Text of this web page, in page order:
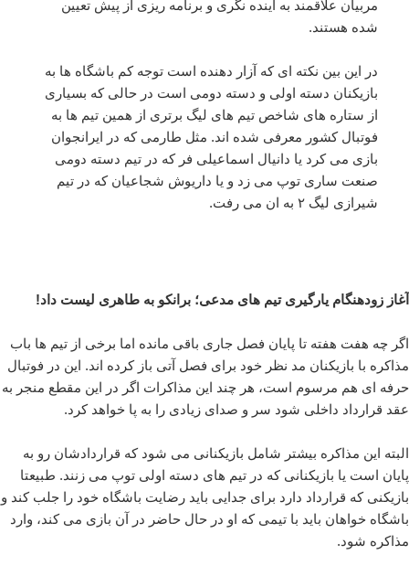
مربیان علاقمند به آینده نگری و برنامه ریزی از پیش تعیین
شده هستند.
در این بین نکته ای که آزار دهنده است توجه کم باشگاه ها به
بازیکنان دسته اولی و دسته دومی است در حالی که بسیاری
از ستاره های شاخص تیم های لیگ برتری از همین تیم ها به
فوتبال کشور معرفی شده اند. مثل طارمی که در ایرانجوان
بازی می کرد یا دانیال اسماعیلی فر که در تیم دسته دومی
صنعت ساری توپ می زد و یا داریوش شجاعیان که در تیم
شیرازی لیگ ۲ به ان می رفت.
آغاز زودهنگام یارگیری تیم های مدعی؛ برانکو به طاهری لیست داد!
اگر چه هفت هفته تا پایان فصل جاری باقی مانده اما برخی از تیم ها باب
مذاکره با بازیکنان مد نظر خود برای فصل آتی باز کرده اند. این در فوتبال
حرفه ای هم مرسوم است، هر چند این مذاکرات اگر در این مقطع منجر به
عقد قرارداد داخلی شود سر و صدای زیادی را به پا خواهد کرد.
البته این مذاکره بیشتر شامل بازیکنانی می شود که قراردادشان رو به
پایان است یا بازیکنانی که در تیم های دسته اولی توپ می زنند. طبیعتا
بازیکنی که قرارداد دارد برای جدایی باید رضایت باشگاه خود را جلب کند و
باشگاه خواهان باید با تیمی که او در حال حاضر در آن بازی می کند، وارد
مذاکره شود.